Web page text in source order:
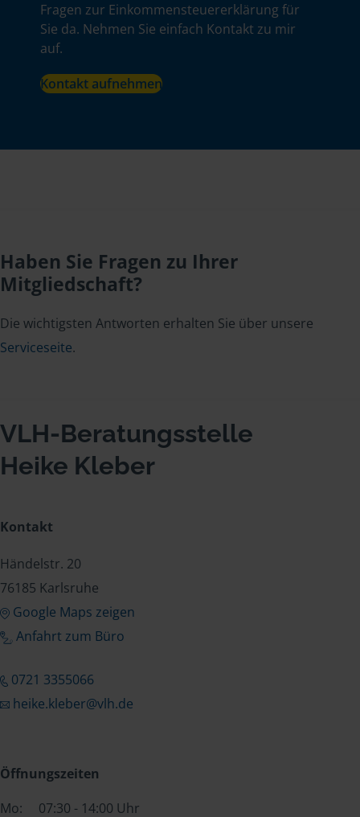
Fragen zur Einkommensteuererklärung für
Sie da. Nehmen Sie einfach Kontakt zu mir
auf.
Kontakt aufnehmen
Haben Sie Fragen zu Ihrer
Mitgliedschaft?
Die wichtigsten Antworten erhalten Sie über unsere
Serviceseite.
VLH-Beratungsstelle
Heike Kleber
Kontakt
Händelstr. 20
76185 Karlsruhe
Google Maps zeigen
Anfahrt zum Büro
0721 3355066
heike.kleber@vlh.de
Öffnungszeiten
Mo:
07:30 - 14:00 Uhr